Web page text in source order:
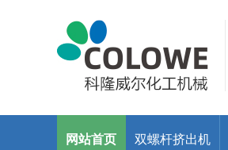
网站首页 双螺杆挤出机